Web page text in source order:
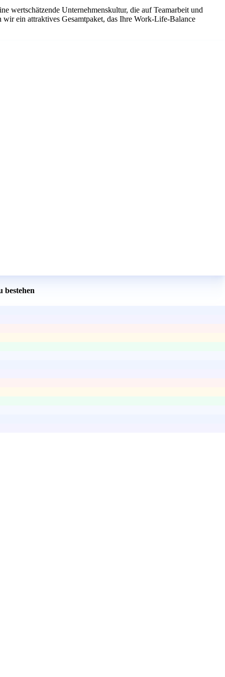
wertschätzende Unternehmenskultur, die auf Teamarbeit und
ein attraktives Gesamtpaket, das Ihre Work-Life-Balance
bestehen